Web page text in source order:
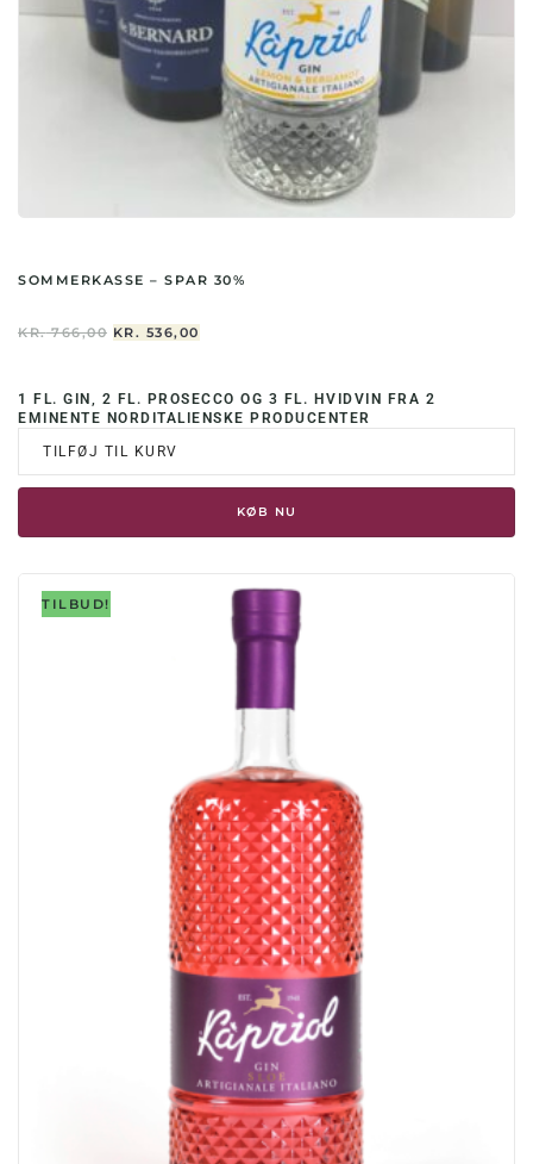
SOMMERKASSE – SPAR 30%
KR.766,00 DEN
KR. 766,00.
KR. 536,00
KR. 536,00.
1 FL. GIN, 2 FL. PROSECCO OG 3 FL. HVIDVIN FRA 2
EMINENTE NORDITALIENSKE PRODUCENTER
TILFØJ TIL KURV
KØB NU
TILBUD!